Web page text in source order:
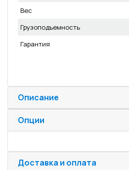
Вес
Грузоподъемность
Гарантия
Описание
Опции
Доставка и оплата